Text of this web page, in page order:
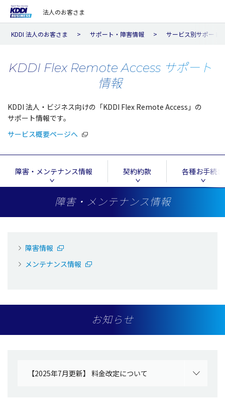
法人のお客さま
KDDI 法人のお客さま サポート・障害情報 サービス別サポート
KDDI Flex Remote Access サポート
情報
KDDI 法人 ・ビジネス向けの「KDDI Flex Remote Access」の
サポート情報です。
サービス概要ページへ
障害・メンテナンス情報 契約約款 各種お手続き
障害・メンテナンス情報
障害情報
メンテナンス情報
お知らせ
【2025年7月更新】 料金改定について